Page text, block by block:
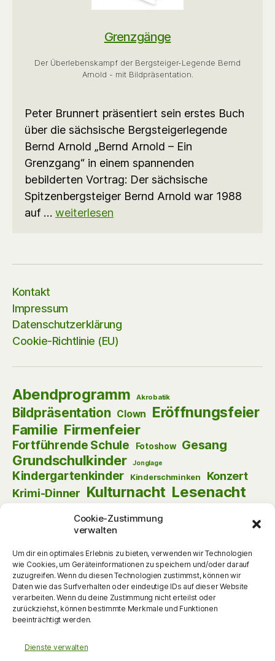
Cookie-Zustimmung
verwalten
Um dir ein optimales Erlebnis zu bieten, verwenden wir Technologien
wie Cookies, um Geräteinformationen zu speichern und/oder darauf
zuzugreifen. Wenn du diesen Technologien zustimmst, können wir
Daten wie das Surfverhalten oder eindeutige IDs auf dieser Website
verarbeiten. Wenn du deine Zustimmung nicht erteilst oder
zurückziehst, können bestimmte Merkmale und Funktionen
beeinträchtigt werden.
Dienste verwalten
Grenzgänge
Der Überlebenskampf der Bergsteiger-Legende Bernd
Arnold - mit Bildpräsentation.
Peter Brunnert präsentiert sein erstes Buch
über die sächsische Bergsteigerlegende
Bernd Arnold „Bernd Arnold – Ein
Grenzgang“ in einem spannenden
bebilderten Vortrag: Der sächsische
Spitzenbergsteiger Bernd Arnold war 1988
auf … weiterlesen
Kontakt
Impressum
Datenschutzerklärung
Cookie-Richtlinie (EU)
Abendprogramm Akrobatik
Bildpräsentation Clown Eröffnungsfeier
Familie Firmenfeier
Fortführende Schule Fotoshow Gesang
Grundschulkinder Jonglage
Kindergartenkinder Kinderschminken Konzert
Krimi-Dinner Kulturnacht Lesenacht
Musik
Pantomime Puppentheater
Schulanfänger Szenische Lesung
Tag der offenen Tür Tanz Theater
Themenabend Vernissage Vorlesen
Vorschulkinder Vortrag Vortrag Walking Act
Weihnachten Werkstattgespräch Zauberei
zum Mitmachen